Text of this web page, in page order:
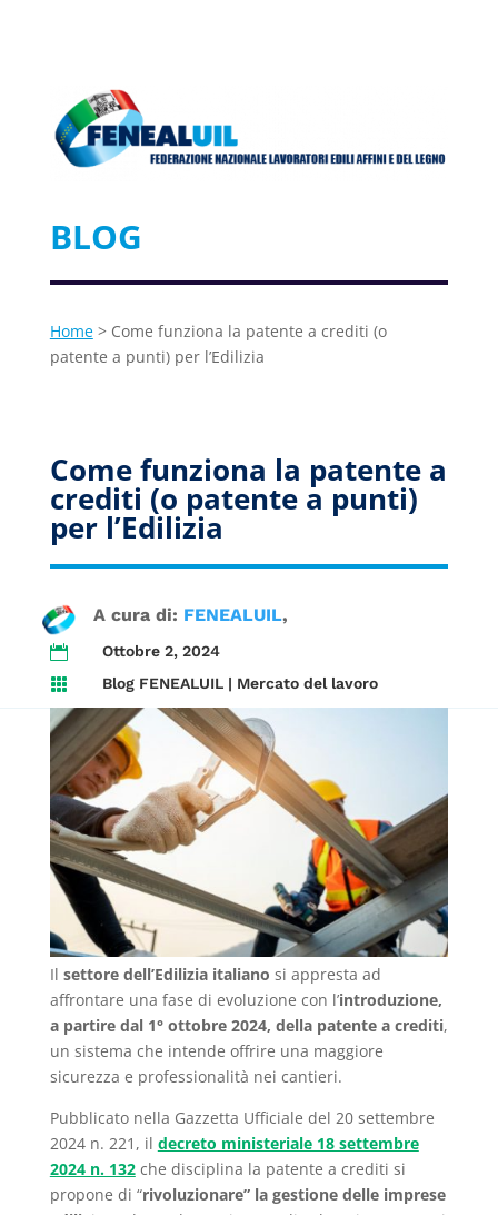
BLOG
Home> Come funziona la patente a crediti (o
patente a punti) per l’Edilizia
Come funziona la patente a
crediti (o patente a punti)
per l’Edilizia
A cura di: FENEALUIL

Ottobre 2, 2024

Blog FENEALUIL| Mercato del lavoro
Il settore dell’Edilizia italiano si appresta ad
affrontare una fase di evoluzione con l’introduzione,
a partire dal 1° ottobre 2024, della patente a crediti,
un sistema che intende offrire una maggiore
sicurezza e professionalità nei cantieri.
Pubblicato nella Gazzetta Ufficiale del 20 settembre
2024 n. 221, il decreto ministeriale 18 settembre
2024 n. 132che disciplina la patente a crediti si
propone di “rivoluzionare” la gestione delle imprese